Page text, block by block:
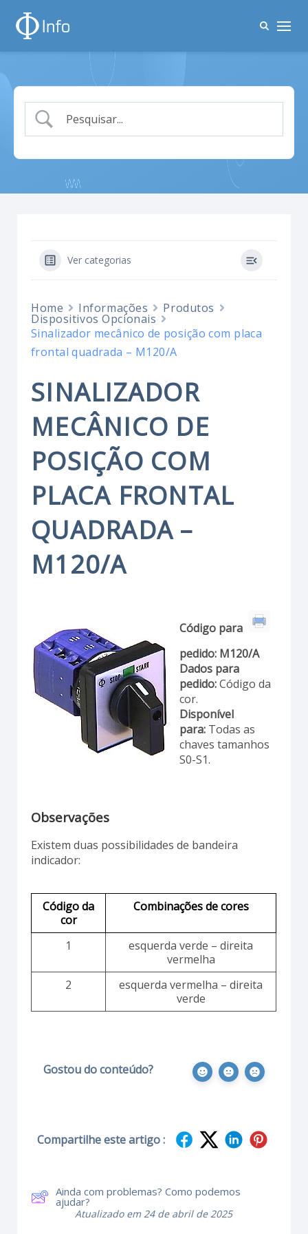
Ver categorias
Home Informações Produtos
Dispositivos Opcionais
Sinalizador mecânico de posição com placa
frontal quadrada – M120/A
SINALIZADOR
MECÂNICO DE
POSIÇÃO COM
PLACA FRONTAL
QUADRADA –
M120/A
Código para
pedido: M120/A
Dados para
pedido:Código da
cor.
Disponível
para: Todas as
chaves tamanhos
S0-S1.
Observações
Existem duas possibilidades de bandeira
indicador:
Código da
cor
Combinações de cores
1
esquerda verde – direita
vermelha
2
esquerda vermelha – direita
verde
Gostou do conteúdo?
Compartilhe este artigo :
Ainda com problemas? Como podemos
ajudar?
Atualizado em 24 de abril de 2025